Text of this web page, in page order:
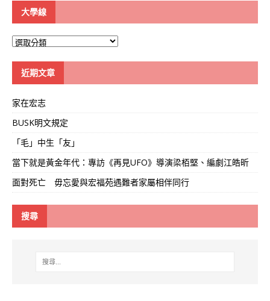
大學線
大
近期文章
家在宏志
BUSK明文規定
「毛」中生「友」
當下就是黃金年代：專訪《再見UFO》導演梁栢堅、編劇江皓昕
面對死亡 毋忘愛與宏福苑遇難者家屬相伴同行
搜尋